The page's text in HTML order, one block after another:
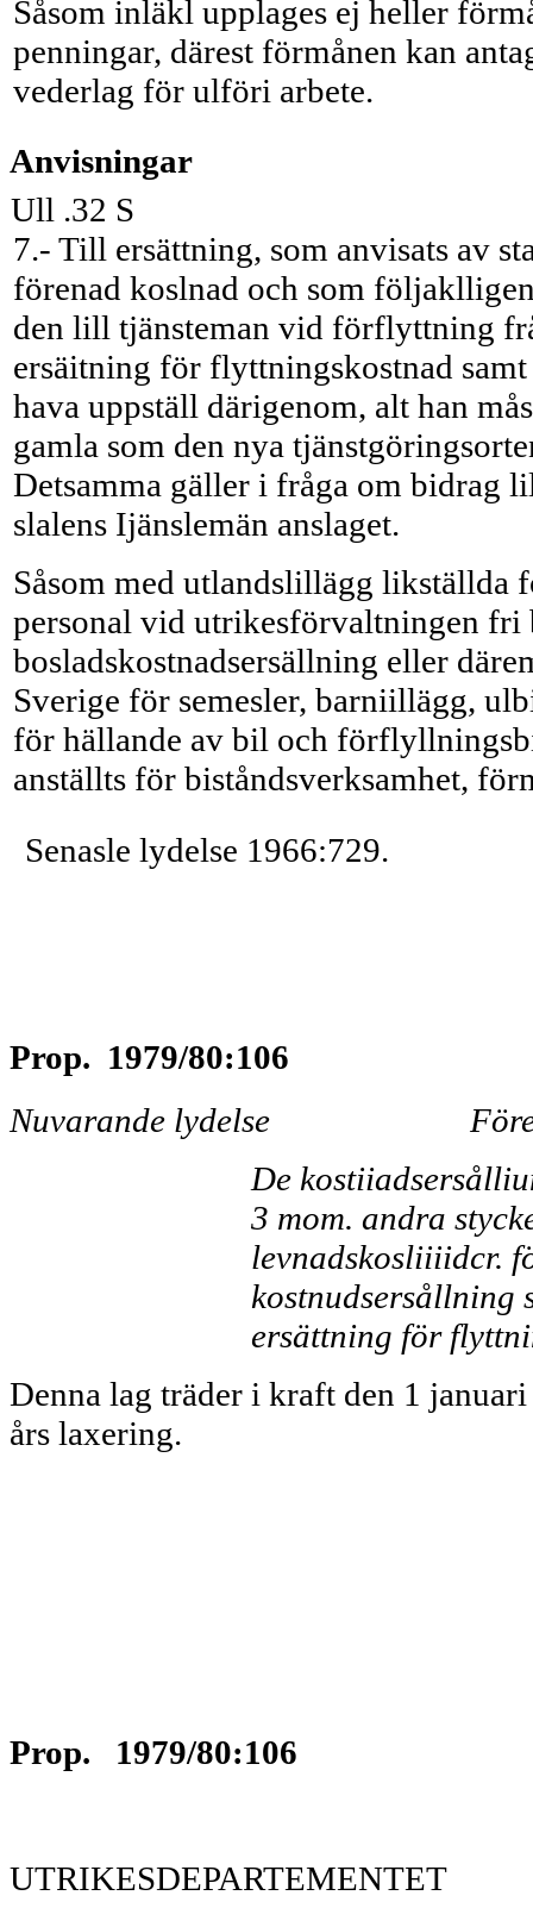
Såsom inläkl upplages ej heller
penningar, därest förmånen kan
vederlag för ulföri arbete.
Anvisningar
Ull .32 S
7.- Till ersättning, som anvisats av
förenad koslnad och som
den lill tjänsteman vid förflyttning
ersäitning för flyttningskostnad
hava uppställ därigenom, alt han
gamla som den nya
Detsamma gäller i fråga om bidrag
slalens Ijänslemän anslaget.
Såsom med utlandslillägg likställda
personal vid utrikesförvaltningen fri
bosladskostnadsersällning eller
Sverige för semesler, barniillägg,
för hällande av bil och
anställts för biståndsverksamhet,
Senasle lydelse 1966:729.
Prop. 1979/80:106
Nuvarande lydelse
De
3 mom. andra
levnadskosliiiidcr.
kostnudsersållning
ersätt­ning för
Denna lag träder i kraft den 1
års laxering.
Prop. 1979/80:106
UTRIKESDEPARTEMENTET